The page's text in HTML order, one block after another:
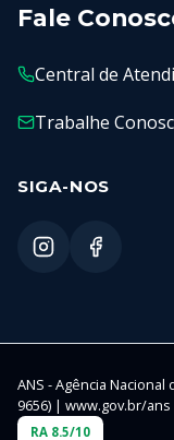
Fale
Central de
Trabalhe
SIGA-NOS
ANS - Agência
9656) | www.gov.br/ans
RA 8.5/10